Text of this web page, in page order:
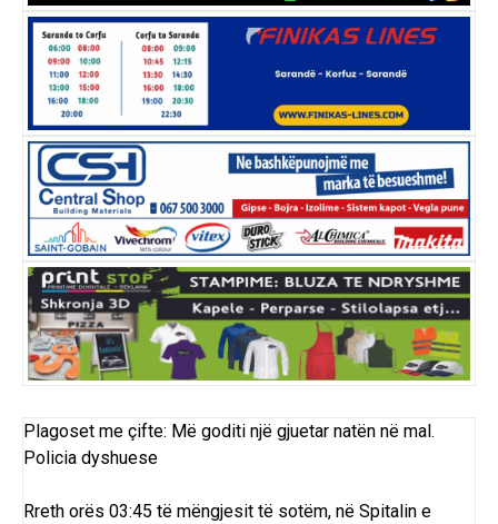
Plagoset me çifte: Më goditi një gjuetar natën në mal.
Policia dyshuese
Rreth orës 03:45 të mëngjesit të sotëm, në Spitalin e